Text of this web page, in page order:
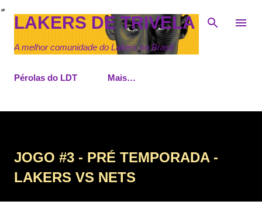
Pular para o conteúdo principal
LAKERS DE TRIVELA
A melhor comunidade do Lakers no Brasil
Pérolas do LDT Mais…
JOGO #3 - PRÉ TEMPORADA -
LAKERS VS NETS